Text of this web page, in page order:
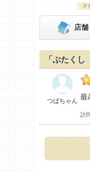
ク
店舗
「ぶたく
最
訪
つばちゃん